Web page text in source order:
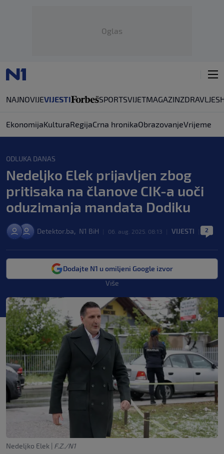
Oglas
NAJNOVIJEVIJESTI SPORTSVIJETMAGAZINZDRAVLJE
EkonomijaKulturaRegijaCrna hronikaObrazovanjeVrijeme
ODLUKA DANAS
Nedeljko Elek prijavljen zbog
pritisaka na članove CIK-a uoči
oduzimanja mandata Dodiku
Detektor.ba, N1 BiH 06. aug. 2025. 08:13 VIJESTI 2
Dodajte N1 u omiljeni Google izvor
Više
Nedeljko Elek | F.Z./N1